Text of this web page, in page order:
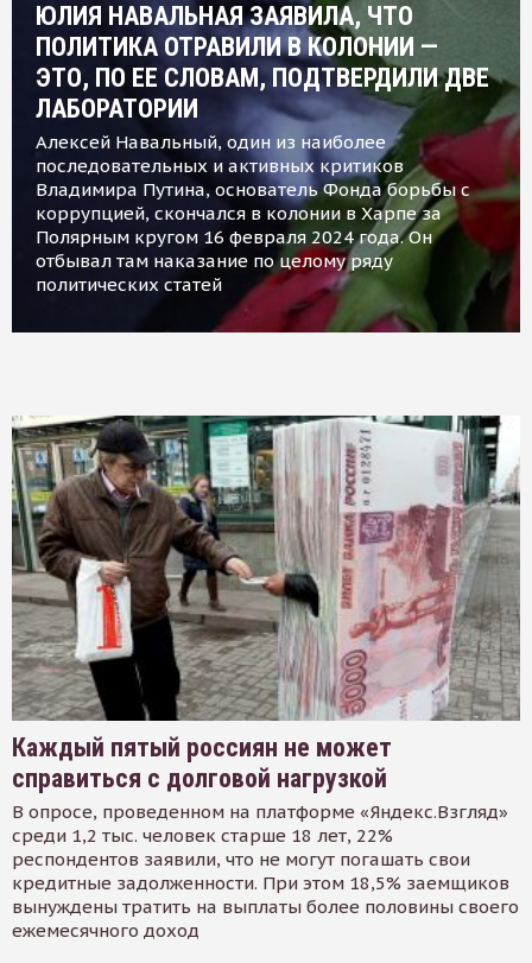
ЮЛИЯ НАВАЛЬНАЯ ЗАЯВИЛА, ЧТО
ПОЛИТИКА ОТРАВИЛИ В КОЛОНИИ —
ЭТО, ПО ЕЕ СЛОВАМ, ПОДТВЕРДИЛИ ДВЕ
ЛАБОРАТОРИИ
Алексей Навальный, один из наиболее
последовательных и активных критиков
Владимира Путина, основатель Фонда борьбы с
коррупцией, скончался в колонии в Харпе за
Полярным кругом 16 февраля 2024 года. Он
отбывал там наказание по целому ряду
политических статей
Каждый пятый россиян не может
справиться с долговой нагрузкой
В опросе, проведенном на платформе «Яндекс.Взгляд»
среди 1,2 тыс. человек старше 18 лет, 22%
респондентов заявили, что не могут погашать свои
кредитные задолженности. При этом 18,5% заемщиков
вынуждены тратить на выплаты более половины своего
ежемесячного доход